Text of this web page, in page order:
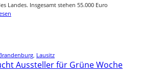
Landes. Insgesamt stehen 55.000 Euro
, Lausitz